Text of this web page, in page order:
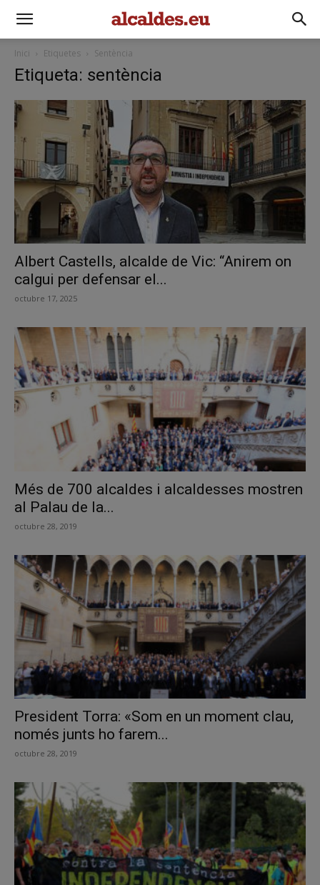
Inici Etiquetes Sentència
Etiqueta: sentència
Albert Castells, alcalde de Vic: “Anirem on
calgui per defensar el...
octubre 17, 2025
Més de 700 alcaldes i alcaldesses mostren
al Palau de la...
octubre 28, 2019
President Torra: «Som en un moment clau,
només junts ho farem...
octubre 28, 2019